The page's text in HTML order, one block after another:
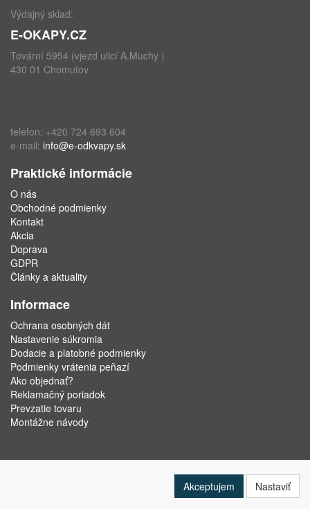
Výdajný sklad:
E-OKAPY.CZ
Tovární 5954 (vjezd ulicí A.Muchy )
430 01 Chomutov
telefon: +420 724 693 604
e-mail: info@e-odkvapy.sk
Praktické informácie
O nás
Obchodné podmienky
Kontakt
Akcia
Doprava
GDPR
Články a aktuality
Informace
Ochrana osobných dát
Nastavenie súkromia
Dodacie a platobné podmienky
Podmienky vrátenia peňazí
Ako objednať?
Reklamačný poriadok
Prevzatie tovaru
Montážne návody
Akceptujem Nastaviť